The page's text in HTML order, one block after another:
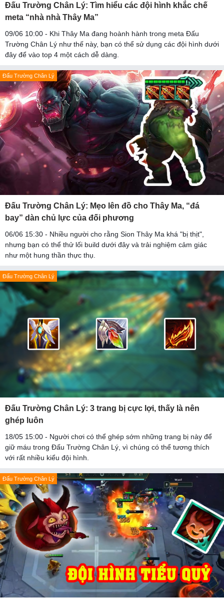
Đấu Trường Chân Lý: Tìm hiểu các đội hình khắc chế
meta “nhà nhà Thây Ma”
09/06 10:00 - Khi Thây Ma đang hoành hành trong meta Đấu
Trường Chân Lý như thế này, bạn có thể sử dụng các đội hình dưới
đây để vào top 4 một cách dễ dàng.
Đấu Trường Chân Lý
Đấu Trường Chân Lý: Mẹo lên đồ cho Thây Ma, “đá
bay” dàn chủ lực của đối phương
06/06 15:30 - Nhiều người cho rằng Sion Thây Ma khá "bị thịt",
nhưng bạn có thể thử lối build dưới đây và trải nghiệm cảm giác
như một hung thần thực thụ.
Đấu Trường Chân Lý
Đấu Trường Chân Lý: 3 trang bị cực lợi, thấy là nên
ghép luôn
18/05 15:00 - Người chơi có thể ghép sớm những trang bị này để
giữ máu trong Đấu Trường Chân Lý, vì chúng có thể tương thích
với rất nhiều kiểu đội hình.
Đấu Trường Chân Lý